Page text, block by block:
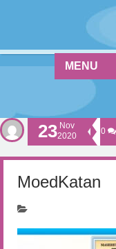
MENU
23 Nov
2020
0
MoedKatan